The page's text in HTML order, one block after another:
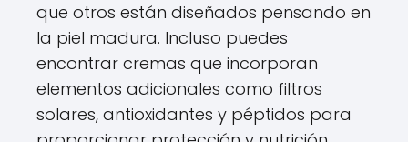
que otros están diseñados pensando en
la piel madura. Incluso puedes
encontrar cremas que incorporan
elementos adicionales como filtros
solares, antioxidantes y péptidos para